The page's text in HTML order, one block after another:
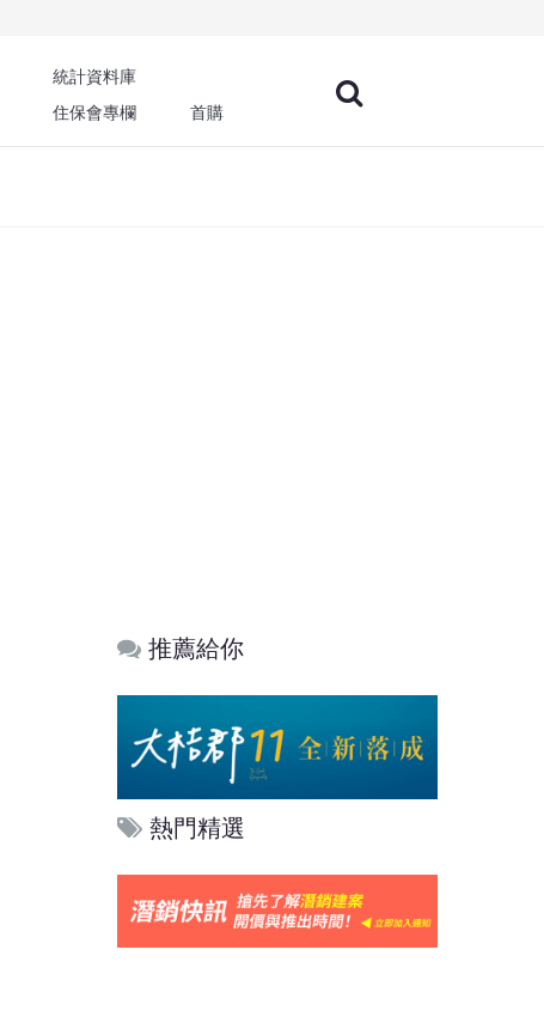
統計資料庫
住保會專欄 首購
推薦給你
熱門精選